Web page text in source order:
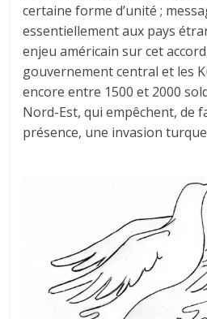
certaine forme d’unité ;
essentiellement aux pays
enjeu américain sur cet
gouvernement central et les
encore entre 1500 et 2000
Nord-Est, qui empêchent, de
présence, une invasion